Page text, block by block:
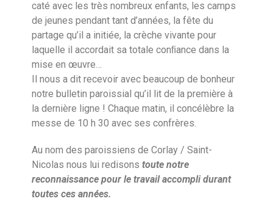
caté avec les très nombreux enfants, les camps
de jeunes pendant tant d’années, la fête du
partage qu’il a initiée, la crèche vivante pour
laquelle il accordait sa totale conﬁance dans la
mise en œuvre…
Il nous a dit recevoir avec beaucoup de bonheur
notre bulletin paroissial qu’il lit de la première à
la dernière ligne ! Chaque matin, il concélèbre la
messe de 10 h 30 avec ses confrères.
Au nom des paroissiens de Corlay / Saint-
Nicolas nous lui redisons toute notre
reconnaissance pour le travail accompli durant
toutes ces années.